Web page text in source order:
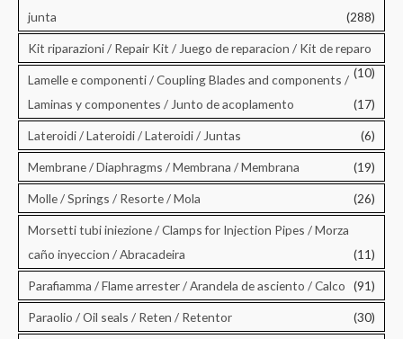
junta
(288)
Kit riparazioni / Repair Kit / Juego de reparacion / Kit de reparo
(10)
Lamelle e componenti / Coupling Blades and components /
Laminas y componentes / Junto de acoplamento
(17)
Lateroidi / Lateroidi / Lateroidi / Juntas (6)
Membrane / Diaphragms / Membrana / Membrana (19)
Molle / Springs / Resorte / Mola (26)
Morsetti tubi iniezione / Clamps for Injection Pipes / Morza
caño inyeccion / Abracadeira
(11)
Parafiamma / Flame arrester / Arandela de asciento / Calco (91)
Paraolio / Oil seals / Reten / Retentor (30)